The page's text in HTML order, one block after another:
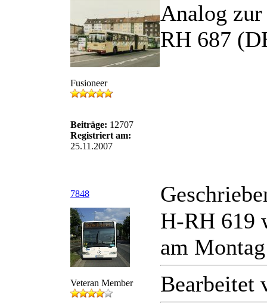
Fusioneer
Beiträge: 12707
Registriert am:
25.11.2007
Analog
RH 687
7848
Veteran Member
H-RH 619
am
Bearbeitet